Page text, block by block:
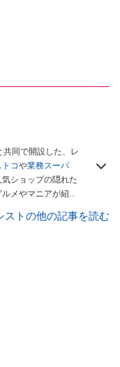
同で開設した、レ
トコや業務スーパ
ショップの隠れた
メやマニアが紹介
ます。毎日トレン
ストの他の記事を読む